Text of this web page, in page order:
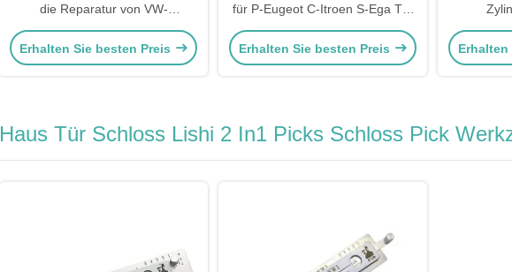
die Reparatur von VW-
Schlusszylinder
Erhalten Sie besten Preis
für P-Eugeot C-Itroen S-Ega Tür
Autodürrzylinder
Erhalten Sie besten Preis
Erhalten
Haus Tür Schloss Lishi 2 In1 Picks Schloss Pick